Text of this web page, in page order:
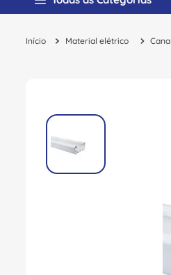
Material elétrico